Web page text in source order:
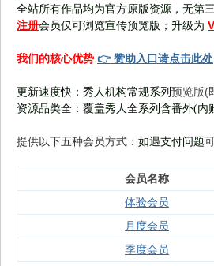
全站所有作品均为官方原版资源，无第
注册会员仅可浏览宣传预览版 ； 升级为
我们的核心优势 👉 赞助入口请点击此处
更新速度快：秀人机构常规系列 预览版(
资源品类全：覆盖秀人全系列含番外(内
提供以下五种会员方式： 如遇支付问题
会员名称
体验会员
月度会员
季度会员